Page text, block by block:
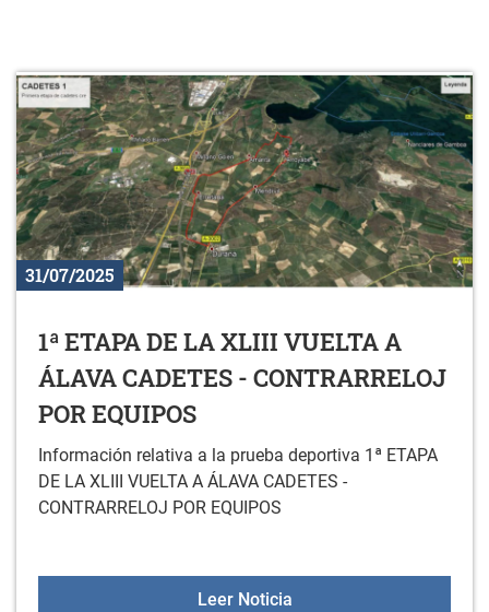
31/07/2025
1ª ETAPA DE LA XLIII VUELTA A
ÁLAVA CADETES - CONTRARRELOJ
POR EQUIPOS
Información relativa a la prueba deportiva 1ª ETAPA
DE LA XLIII VUELTA A ÁLAVA CADETES -
CONTRARRELOJ POR EQUIPOS
Leer Noticia1ª ETAPA DE LA XLIII